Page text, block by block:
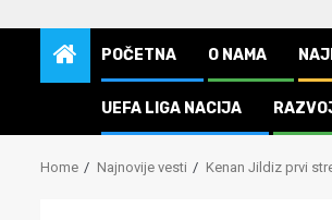
POČETNA O NAMA
UEFA LIGA NACIJA
Home Najnovije vesti Kenan Jildiz prvi